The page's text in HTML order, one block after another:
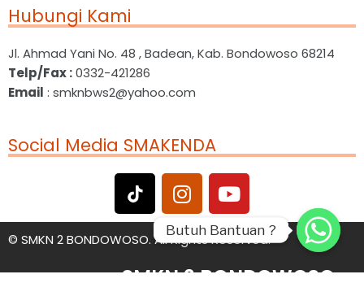
Hubungi Kami
Jl. Ahmad Yani No. 48 , Badean, Kab. Bondowoso 68214
Telp/Fax :0332-421286
Email : smknbws2@yahoo.com
Social Media SMAKENDA
© SMKN 2 BONDOWOSO. All Rights Reserved.
SMKN 2 BONDOWOSO
Butuh Bantuan ?
Butuh Bantuan ?